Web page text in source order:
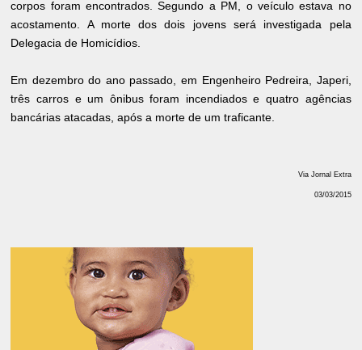
corpos foram encontrados. Segundo a PM, o veículo estava no
acostamento. A morte dos dois jovens será investigada pela
Delegacia de Homicídios.
Em dezembro do ano passado, em Engenheiro Pedreira, Japeri,
três carros e um ônibus foram incendiados e quatro agências
bancárias atacadas, após a morte de um traficante.
Via Jornal Extra
03/03/2015